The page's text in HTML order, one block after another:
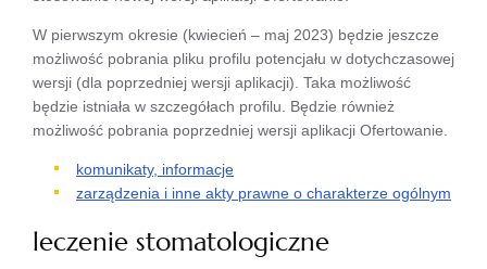
W pierwszym okresie (kwiecień – maj 2023) będzie jeszcze
możliwość pobrania pliku profilu potencjału w dotychczasowej
wersji (dla poprzedniej wersji aplikacji). Taka możliwość
będzie istniała w szczegółach profilu. Będzie również
możliwość pobrania poprzedniej wersji aplikacji Ofertowanie.
komunikaty, informacje
zarządzenia i inne akty prawne o charakterze ogólnym
leczenie stomatologiczne